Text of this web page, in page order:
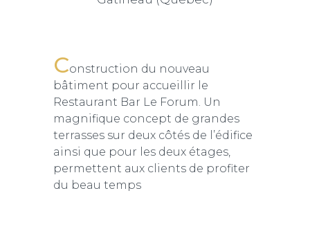
Construction du nouveau
bâtiment pour accueillir le
Restaurant Bar Le Forum. Un
magnifique concept de grandes
terrasses sur deux côtés de l’édifice
ainsi que pour les deux étages,
permettent aux clients de profiter
du beau temps